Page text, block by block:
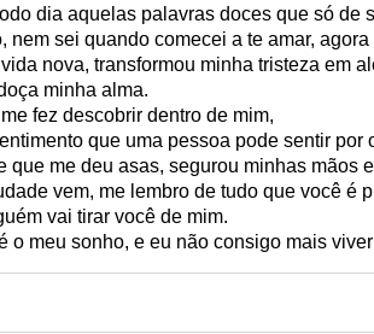
dia aquelas palavras doces que só de
nem sei quando comecei a te amar,
nova, transformou minha tristeza em
minha alma.
fez descobrir dentro de mim,
que uma pessoa pode sentir por
que me deu asas, segurou minhas mãos
vem, me lembro de tudo que você é
vai tirar você de mim.
o meu sonho, e eu não consigo mais